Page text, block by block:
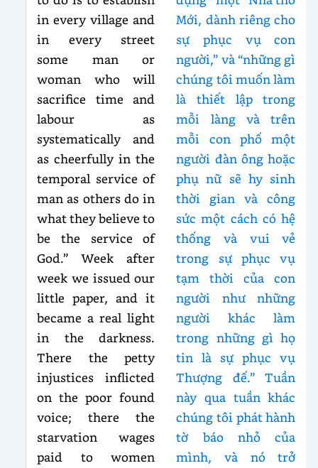
in every village and
in every street
some man or
woman who will
sacrifice time and
labour as
systematically and
as cheerfully in the
temporal service of
man as others do in
what they believe to
be the service of
God.” Week after
week we issued our
little paper, and it
became a real light
in the darkness.
There the petty
injustices inflicted
on the poor found
voice; there the
starvation wages
paid to women
Mới, dành riêng cho
sự phục vụ con
người,” và “những gì
chúng tôi muốn làm
là thiết lập trong
mỗi làng và trên
mỗi con phố một
người đàn ông hoặc
phụ nữ sẽ hy sinh
thời gian và công
sức một cách có hệ
thống và vui vẻ
trong sự phục vụ
tạm thời của con
người như những
người khác làm
trong những gì họ
tin là sự phục vụ
Thượng đế.” Tuần
này qua tuần khác
chúng tôi phát hành
tờ báo nhỏ của
mình, và nó trở